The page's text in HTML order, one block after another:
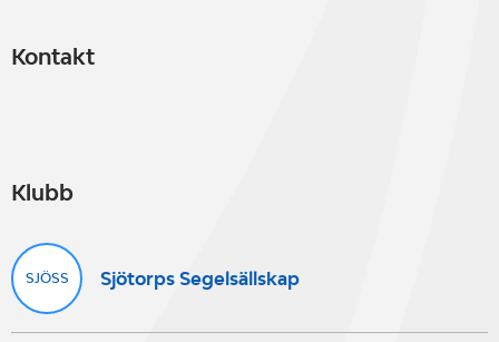
Kontakt
Klubb
SJÖSS Sjötorps Segelsällskap